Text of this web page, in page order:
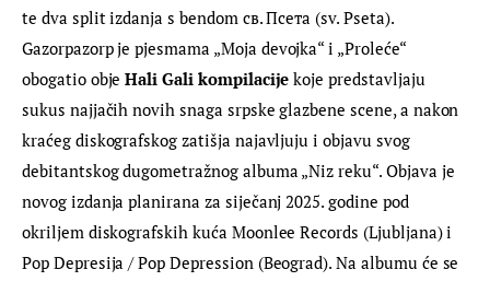
te dva split izdanja s bendom св. Псета (sv. Pseta).
Gazorpazorp je pjesmama „Moja devojka“ i „Proleće“
obogatio obje Hali Gali kompilacije koje predstavljaju
sukus najjačih novih snaga srpske glazbene scene, a nakon
kraćeg diskografskog zatišja najavljuju i objavu svog
debitantskog dugometražnog albuma „Niz reku“. Objava je
novog izdanja planirana za siječanj 2025. godine pod
okriljem diskografskih kuća Moonlee Records (Ljubljana) i
Pop Depresija / Pop Depression (Beograd). Na albumu će se